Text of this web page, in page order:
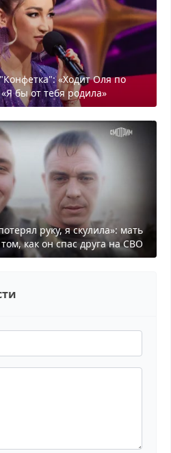
«Ходит Оля по
бы от тебя родила»
руку, я скулила»: мать
как он спас друга на СВО